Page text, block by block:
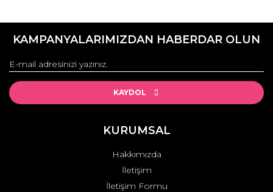
konularda yetersiz gördüğünüz noktaları öneri formunu
Görüş ve önerileriniz için teşekkür ederiz.
Ürün resmi kalitesiz, bozuk veya görüntülenemiyor.
Ürün açıklamasında eksik bilgiler bulunuyor.
Ürün fiyatı diğer sitelerden daha pahalı.
KAMPANYALARIMIZDAN HABERDAR OLUN
KAYDOL
KURUMSAL
Hakkımızda
İletişim
İletişim Formu